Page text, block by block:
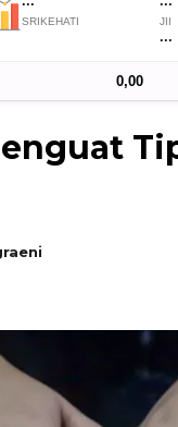
SRIKEHATI JII
...
0,00